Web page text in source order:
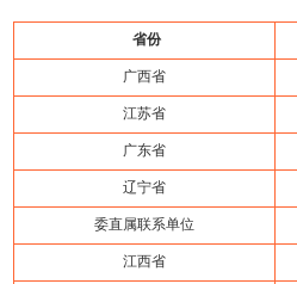
省份
广西省
江苏省
广东省
辽宁省
委直属联系单位
江西省